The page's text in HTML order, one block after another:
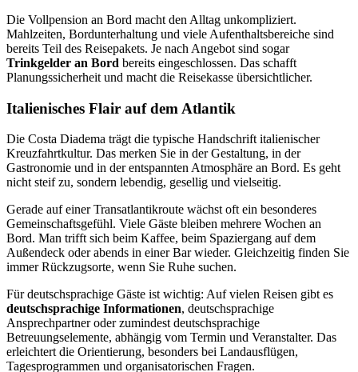
Die Vollpension an Bord macht den Alltag unkompliziert.
Mahlzeiten, Bordunterhaltung und viele Aufenthaltsbereiche sind
bereits Teil des Reisepakets. Je nach Angebot sind sogar
Trinkgelder an Bord bereits eingeschlossen. Das schafft
Planungssicherheit und macht die Reisekasse übersichtlicher.
Italienisches Flair auf dem Atlantik
Die Costa Diadema trägt die typische Handschrift italienischer
Kreuzfahrtkultur. Das merken Sie in der Gestaltung, in der
Gastronomie und in der entspannten Atmosphäre an Bord. Es geht
nicht steif zu, sondern lebendig, gesellig und vielseitig.
Gerade auf einer Transatlantikroute wächst oft ein besonderes
Gemeinschaftsgefühl. Viele Gäste bleiben mehrere Wochen an
Bord. Man trifft sich beim Kaffee, beim Spaziergang auf dem
Außendeck oder abends in einer Bar wieder. Gleichzeitig finden Sie
immer Rückzugsorte, wenn Sie Ruhe suchen.
Für deutschsprachige Gäste ist wichtig: Auf vielen Reisen gibt es
deutschsprachige Informationen, deutschsprachige
Ansprechpartner oder zumindest deutschsprachige
Betreuungselemente, abhängig vom Termin und Veranstalter. Das
erleichtert die Orientierung, besonders bei Landausflügen,
Tagesprogrammen und organisatorischen Fragen.